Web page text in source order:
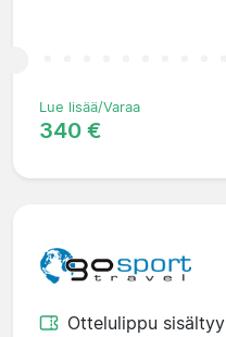
Lue lisää/Varaa
340 €
Ottelulippu sisältyy